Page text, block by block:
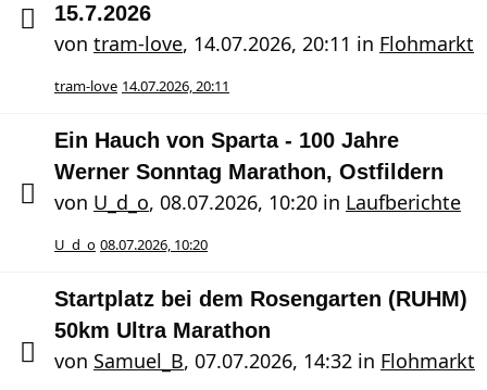
15.7.2026
von tram-love, 14.07.2026, 20:11 in Flohmarkt
tram-love 14.07.2026, 20:11
Ein Hauch von Sparta - 100 Jahre
Werner Sonntag Marathon, Ostfildern
von U_d_o, 08.07.2026, 10:20 in Laufberichte
U_d_o 08.07.2026, 10:20
Startplatz bei dem Rosengarten (RUHM)
50km Ultra Marathon
von Samuel_B, 07.07.2026, 14:32 in Flohmarkt